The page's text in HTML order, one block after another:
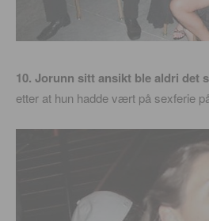
10. Jorunn sitt ansikt ble aldri det
etter at hun hadde vært på sexferie